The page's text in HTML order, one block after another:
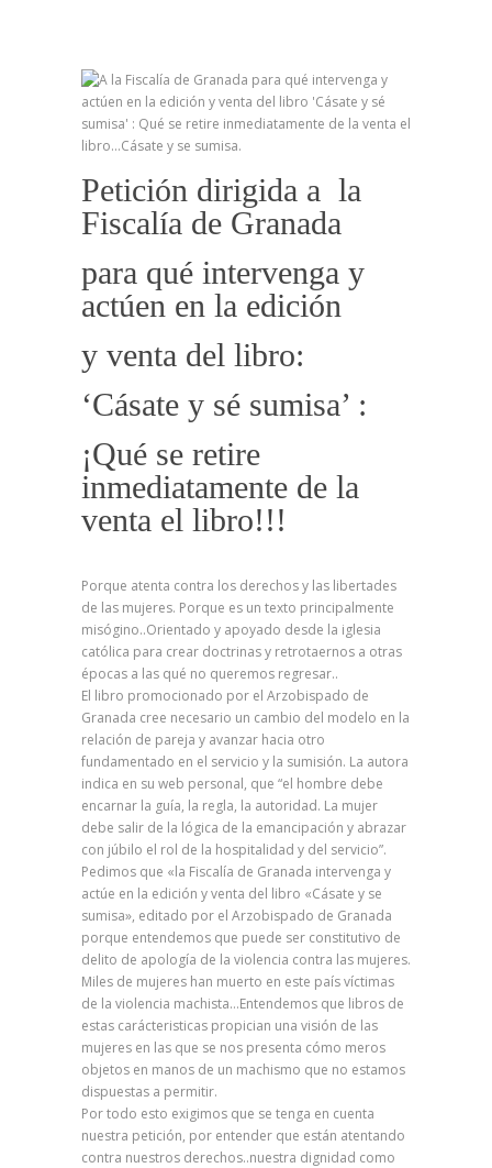
Petición dirigida a la
Fiscalía de Granada
para qué intervenga y
actúen en la edición
y venta del libro:
‘Cásate y sé sumisa’ :
¡Qué se retire
inmediatamente de la
venta el libro!!!
Porque atenta contra los derechos y las libertades
de las mujeres. Porque es un texto principalmente
misógino..Orientado y apoyado desde la iglesia
católica para crear doctrinas y retrotaernos a otras
épocas a las qué no queremos regresar..
El libro promocionado por el Arzobispado de
Granada cree necesario un cambio del modelo en la
relación de pareja y avanzar hacia otro
fundamentado en el servicio y la sumisión. La autora
indica en su web personal, que “el hombre debe
encarnar la guía, la regla, la autoridad. La mujer
debe salir de la lógica de la emancipación y abrazar
con júbilo el rol de la hospitalidad y del servicio”.
Pedimos que «la Fiscalía de Granada intervenga y
actúe en la edición y venta del libro «Cásate y se
sumisa», editado por el Arzobispado de Granada
porque entendemos que puede ser constitutivo de
delito de apología de la violencia contra las mujeres.
Miles de mujeres han muerto en este país víctimas
de la violencia machista…Entendemos que libros de
estas carácteristicas propician una visión de las
mujeres en las que se nos presenta cómo meros
objetos en manos de un machismo que no estamos
dispuestas a permitir.
Por todo esto exigimos que se tenga en cuenta
nuestra petición, por entender que están atentando
contra nuestros derechos..nuestra dignidad como